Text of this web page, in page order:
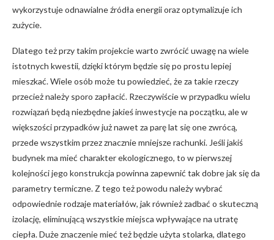
wykorzystuje odnawialne źródła energii oraz optymalizuje ich
zużycie.
Dlatego też przy takim projekcie warto zwrócić uwagę na wiele
istotnych kwestii, dzięki którym będzie się po prostu lepiej
mieszkać. Wiele osób może tu powiedzieć, że za takie rzeczy
przecież należy sporo zapłacić. Rzeczywiście w przypadku wielu
rozwiązań będą niezbędne jakieś inwestycje na początku, ale w
większości przypadków już nawet za parę lat się one zwrócą,
przede wszystkim przez znacznie mniejsze rachunki. Jeśli jakiś
budynek ma mieć charakter ekologicznego, to w pierwszej
kolejności jego konstrukcja powinna zapewnić tak dobre jak się da
parametry termiczne. Z tego też powodu należy wybrać
odpowiednie rodzaje materiałów, jak również zadbać o skuteczną
izolację, eliminującą wszystkie miejsca wpływające na utratę
ciepła. Duże znaczenie mieć też będzie użyta stolarka, dlatego